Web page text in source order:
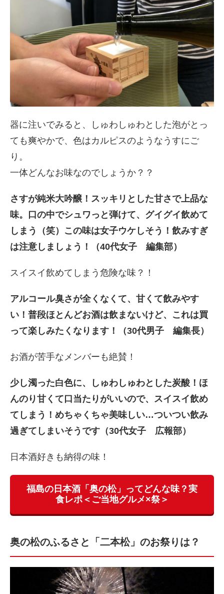
器に注いでみると、しゅわしゅわとした泡がとっ
ても爽やかで、色はカルピスのようなうすにご
り。
一体どんなお味なのでしょうか？？
さすが純米大吟醸！スッキリとした甘さで上品な
味。口の中でシュワっと弾けて、グイグイ飲めて
しまう（笑）この味は女子ウケしそう！飲みすぎ
は注意しましょう！（40代女子 編集部）
スイスイ飲めてしまう危険な味？！
アルコール臭さが全くなくて、甘くて飲みやす
い！普段ほとんどお酒は飲まないけど、これは買
って楽しみたくなります！（30代男子 編集長）
お酒が苦手なメンバーも絶賛！
少し濁った白色に、しゅわしゅわとした炭酸！ほ
んのり甘くて口当たりがいいので、スイスイ飲め
てしまう！めちゃくちゃ美味しい…ついつい飲み
過ぎてしまいそうです（30代女子 広報部）
日本酒好きも納得の味！
福島の日本酒「奥の松」ってどんな味？実
食レポ＜ご当地グルメ×祭＞
奥の松のふるさと「二本松」のお祭りは？